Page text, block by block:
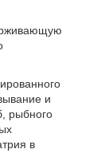
и
рыбного
в